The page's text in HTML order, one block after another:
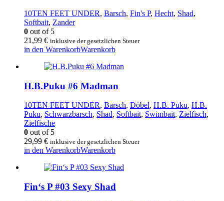
10TEN FEET UNDER, Barsch, Fin's P, Hecht, Shad,
Softbait, Zander
0 out of 5
21,99 € inklusive der gesetzlichen Steuer
in den WarenkorbWarenkorb
H.B.Puku #6 Madman
10TEN FEET UNDER, Barsch, Döbel, H.B. Puku, H.B.
Puku, Schwarzbarsch, Shad, Softbait, Swimbait, Zielfisch,
Zielfische
0 out of 5
29,99 € inklusive der gesetzlichen Steuer
in den WarenkorbWarenkorb
Fin‘s P #03 Sexy Shad